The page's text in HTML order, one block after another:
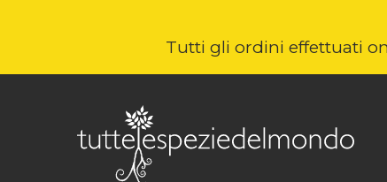
Tutti gli ordini effettuati